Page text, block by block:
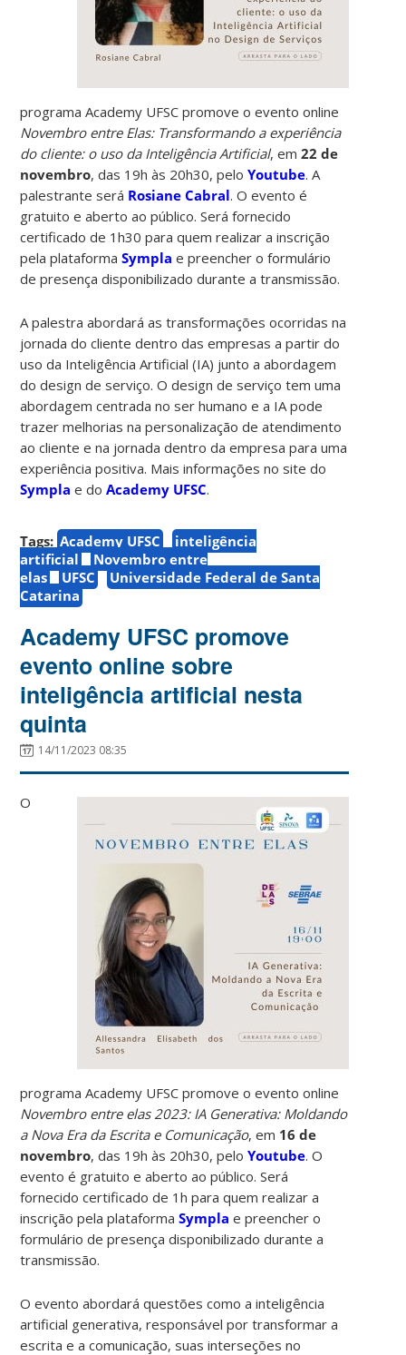
programa Academy UFSC promove o evento online
Novembro entre Elas: Transformando a experiência
do cliente: o uso da Inteligência Artificial, em22 de
novembro, das 19h às 20h30, peloYoutube. A
palestrante será Rosiane Cabral. O evento é
gratuito e aberto ao público. Será fornecido
certificado de 1h30 para quem realizar a inscrição
pela plataformaSympla e preencher o formulário
de presença disponibilizado durante a transmissão.
A palestra abordará as transformações ocorridas na
jornada do cliente dentro das empresas a partir do
uso da Inteligência Artificial (IA) junto a abordagem
do design de serviço. O design de serviço tem uma
abordagem centrada no ser humano e a IA pode
trazer melhorias na personalização de atendimento
ao cliente e na jornada dentro da empresa para uma
experiência positiva. Mais informações no site do
Sympla e doAcademy UFSC.
Tags: Academy UFSC
inteligência
artificial
Novembro entre
elas
UFSC
Universidade Federal de Santa
Catarina
Academy UFSC promove
evento online sobre
inteligência artificial nesta
quinta
14/11/2023 08:35
O
programa Academy UFSC promove o evento online
Novembro entre elas 2023: IA Generativa: Moldando
a Nova Era da Escrita e Comunicação, em 16 de
novembro, das 19h às 20h30, peloYoutube. O
evento é gratuito e aberto ao público. Será
fornecido certificado de 1h para quem realizar a
inscrição pela plataforma Sympla e preencher o
formulário de presença disponibilizado durante a
transmissão.
O evento abordará questões como a inteligência
artificial generativa, responsável por transformar a
escrita e a comunicação, suas interseções no